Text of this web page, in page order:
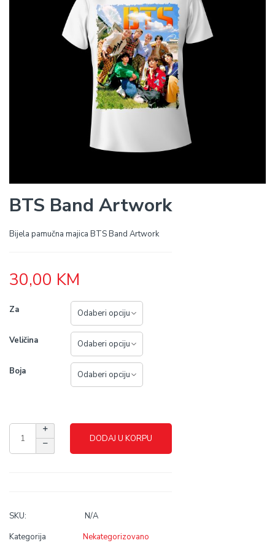
BTS Band Artwork
Bijela pamučna majica BTS Band Artwork
30,00 KM
Za
Veličina
Boja
DODAJ U KORPU
SKU:
N/A
Kategorija
Nekategorizovano